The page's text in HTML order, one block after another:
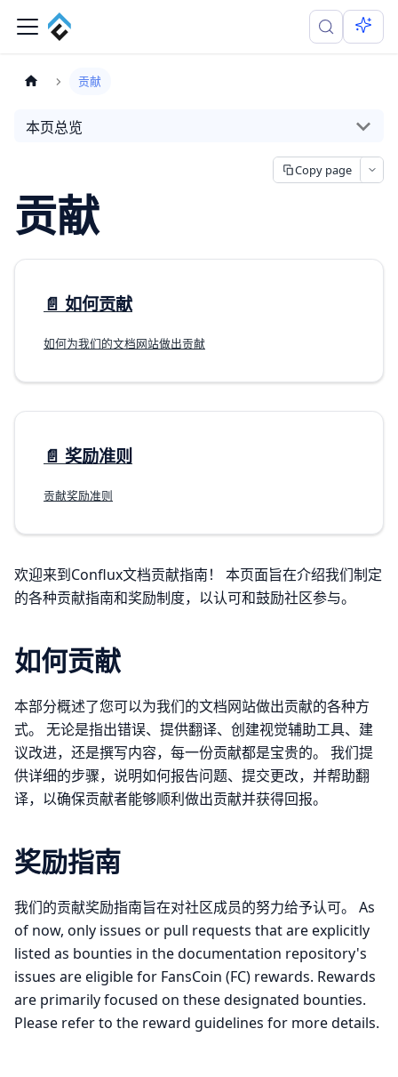
贡献
本页总览
Copy page
贡献
📄️ 如何贡献
如何为我们的文档网站做出贡献
📄️ 奖励准则
贡献奖励准则
欢迎来到Conflux文档贡献指南！ 本页面旨在介绍我们制定
的各种贡献指南和奖励制度，以认可和鼓励社区参与。
如何贡献
本部分概述了您可以为我们的文档网站做出贡献的各种方
式。 无论是指出错误、提供翻译、创建视觉辅助工具、建
议改进，还是撰写内容，每一份贡献都是宝贵的。 我们提
供详细的步骤，说明如何报告问题、提交更改，并帮助翻
译，以确保贡献者能够顺利做出贡献并获得回报。
奖励指南
我们的贡献奖励指南旨在对社区成员的努力给予认可。 As
of now, only issues or pull requests that are explicitly
listed as bounties in the documentation repository's
issues are eligible for FansCoin (FC) rewards. Rewards
are primarily focused on these designated bounties.
Please refer to the reward guidelines for more details.